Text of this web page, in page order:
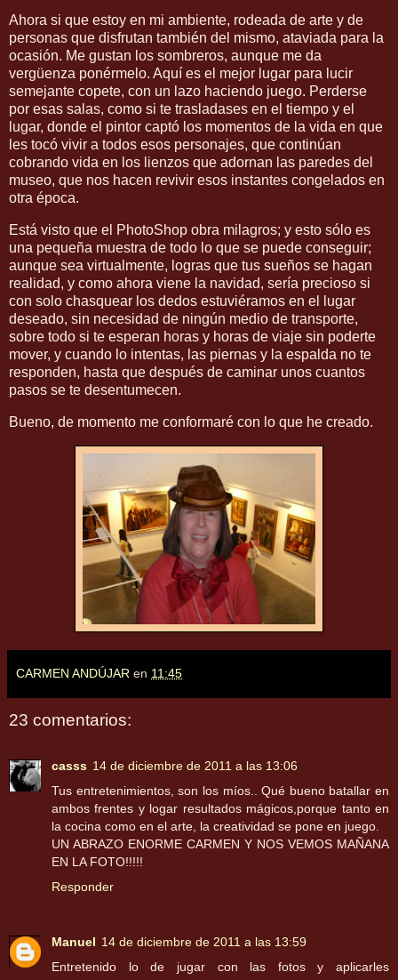
Ahora si que estoy en mi ambiente, rodeada de arte y de
personas que disfrutan también del mismo, ataviada para la
ocasión. Me gustan los sombreros, aunque me da
vergüenza ponérmelo. Aquí es el mejor lugar para lucir
semejante copete, con un lazo haciendo juego. Perderse
por esas salas, como si te trasladases en el tiempo y el
lugar, donde el pintor captó los momentos de la vida en que
les tocó vivir a todos esos personajes, que continúan
cobrando vida en los lienzos que adornan las paredes del
museo, que nos hacen revivir esos instantes congelados en
otra época.
Está visto que el PhotoShop obra milagros; y esto sólo es
una pequeña muestra de todo lo que se puede conseguir;
aunque sea virtualmente, logras que tus sueños se hagan
realidad, y como ahora viene la navidad, sería precioso si
con solo chasquear los dedos estuviéramos en el lugar
deseado, sin necesidad de ningún medio de transporte,
sobre todo si te esperan horas y horas de viaje sin poderte
mover, y cuando lo intentas, las piernas y la espalda no te
responden, hasta que después de caminar unos cuantos
pasos se te desentumecen.
Bueno, de momento me conformaré con lo que he creado.
CARMEN ANDÚJAR en 11:45
23 comentarios:
casss 14 de diciembre de 2011 a las 13:06
Tus entretenimientos, son los míos.. Qué bueno batallar en
ambos frentes y logar resultados mágicos,porque tanto en
la cocina como en el arte, la creatividad se pone en juego.
UN ABRAZO ENORME CARMEN Y NOS VEMOS MAÑANA
EN LA FOTO!!!!!
Responder
Manuel 14 de diciembre de 2011 a las 13:59
Entretenido lo de jugar con las fotos y aplicarles